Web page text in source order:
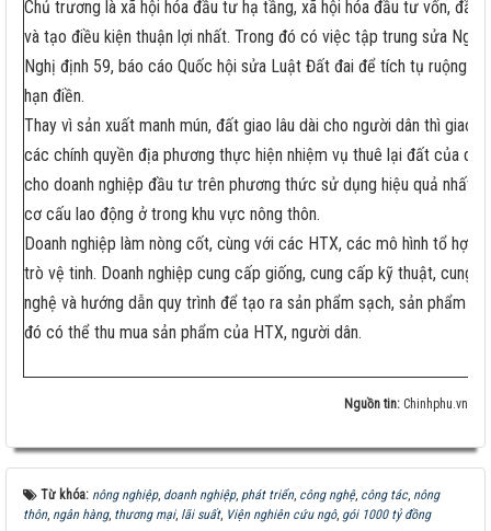
Chủ trương là xã hội hóa đầu tư hạ tầng, xã hội hóa đầu tư vốn, đầu
và tạo điều kiện thuận lợi nhất. Trong đó có việc tập trung sửa Nghị
Nghị định 59, báo cáo Quốc hội sửa Luật Đất đai để tích tụ ruộng
hạn điền.
Thay vì sản xuất manh mún, đất giao lâu dài cho người dân thì giao
các chính quyền địa phương thực hiện nhiệm vụ thuê lại đất của
cho doanh nghiệp đầu tư trên phương thức sử dụng hiệu quả nhất,
cơ cấu lao động ở trong khu vực nông thôn.
Doanh nghiệp làm nòng cốt, cùng với các HTX, các mô hình tổ hợp
trò vệ tinh. Doanh nghiệp cung cấp giống, cung cấp kỹ thuật, cung
nghệ và hướng dẫn quy trình để tạo ra sản phẩm sạch, sản phẩm
đó có thể thu mua sản phẩm của HTX, người dân.
Nguồn tin: Chinhphu.vn
Từ khóa: nông nghiệp, doanh nghiệp, phát triển, công nghệ, công tác, nông
thôn, ngân hàng, thương mại, lãi suất, Viện nghiên cứu ngô, gói 1000 tỷ đồng